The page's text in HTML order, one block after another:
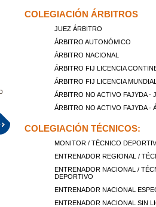
COLEGIACIÓN ÁRBITROS
JUEZ ÁRBITRO
ÁRBITRO AUTONÓMICO
ÁRBITRO NACIONAL
ÁRBITRO FIJ LICENCIA
ÁRBITRO FIJ LICENCIA
ÁRBITRO NO ACTIVO FAJYDA -
ÁRBITRO NO ACTIVO FAJYDA -
COLEGIACIÓN TÉCNICOS:
MONITOR / TÉCNICO
ENTRENADOR REGIONAL /
ENTRENADOR NACIONAL /
DEPORTIVO
ENTRENADOR NACIONAL
ENTRENADOR NACIONAL SIN